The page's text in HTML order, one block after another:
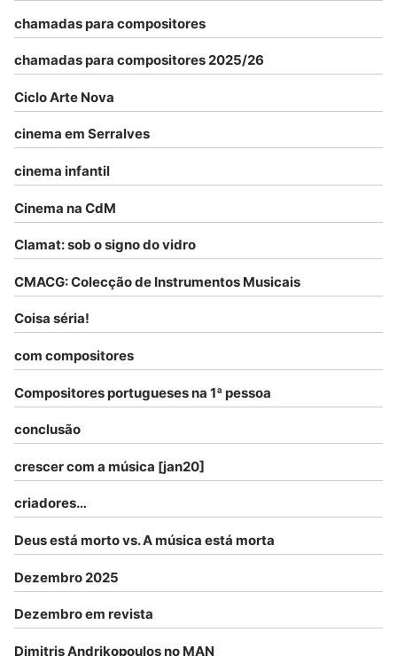
chamadas para compositores
chamadas para compositores 2025/26
Ciclo Arte Nova
cinema em Serralves
cinema infantil
Cinema na CdM
Clamat: sob o signo do vidro
CMACG: Colecção de Instrumentos Musicais
Coisa séria!
com compositores
Compositores portugueses na 1ª pessoa
conclusão
crescer com a música [jan20]
criadores…
Deus está morto vs. A música está morta
Dezembro 2025
Dezembro em revista
Dimitris Andrikopoulos no MAN